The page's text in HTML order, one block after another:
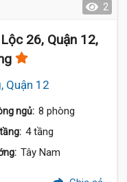
2
26, Quận 12,
Quận 12
ngủ: 8 phòng
4 tầng
Tây Nam